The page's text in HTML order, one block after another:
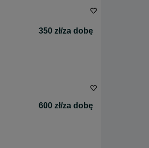
350 zł/za dobę
600 zł/za dobę